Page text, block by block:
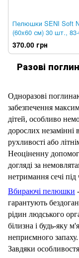
Пелюшки SENI Soft
(60x60 см) 30 шт.,
370.00 грн
Разові
Одноразові
забезпечення
дітей, особливо
дорослих незамінні
рухливості або
Неоціненну
догляді за
нетримання сечі під
Вбираючі пелюшки
гарантують
рідин людського
білизна і будь-яку
неприємного запаху.
Завдяки